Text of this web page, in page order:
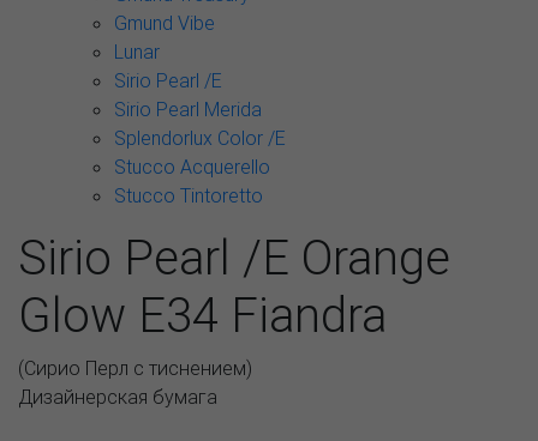
Gmund Vibe
Lunar
Sirio Pearl /E
Sirio Pearl Merida
Splendorlux Color /E
Stucco Acquerello
Stucco Tintoretto
Sirio Pearl /E Orange
Glow E34 Fiandra
(Сирио Перл с тиснением)
Дизайнерская бумага